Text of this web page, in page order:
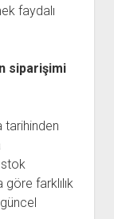
faydalı
siparişimi
tarihinden
farklılık